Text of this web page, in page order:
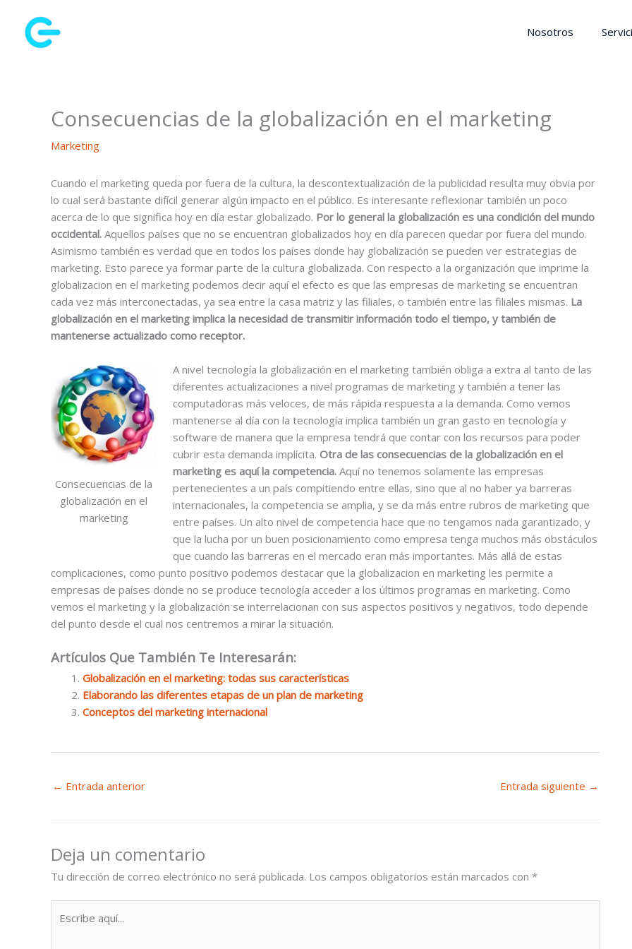
contenido
Nosotros
Consecuencias de la globalización en el marketing
Marketing
Cuando el marketing queda por fuera de la cultura, la descontextualización de la publicidad resulta muy obvia por
lo cual será bastante difícil generar algún impacto en el público. Es interesante reflexionar también un poco
acerca de lo que significa hoy en día estar globalizado. Por lo general la globalización es una condición del mundo
occidental. Aquellos países que no se encuentran globalizados hoy en día parecen quedar por fuera del mundo.
Asimismo también es verdad que en todos los países donde hay globalización se pueden ver estrategias de
marketing. Esto parece ya formar parte de la cultura globalizada. Con respecto a la organización que imprime la
globalizacion en el marketing podemos decir aquí el efecto es que las empresas de marketing se encuentran
cada vez más interconectadas, ya sea entre la casa matriz y las filiales, o también entre las filiales mismas. La
globalización en el marketing implica la necesidad de transmitir información todo el tiempo, y también de
mantenerse actualizado como receptor.
Consecuencias de la
globalización en el
marketing
A nivel tecnología la globalización en el marketing también obliga a extra al tanto de las
diferentes actualizaciones a nivel programas de marketing y también a tener las
computadoras más veloces, de más rápida respuesta a la demanda. Como vemos
mantenerse al día con la tecnología implica también un gran gasto en tecnología y
software de manera que la empresa tendrá que contar con los recursos para poder
cubrir esta demanda implícita. Otra de las consecuencias de la globalización en el
marketing es aquí la competencia.Aquí no tenemos solamente las empresas
pertenecientes a un país compitiendo entre ellas, sino que al no haber ya barreras
internacionales, la competencia se amplia, y se da más entre rubros de marketing que
entre países. Un alto nivel de competencia hace que no tengamos nada garantizado, y
que la lucha por un buen posicionamiento como empresa tenga muchos más obstáculos
que cuando las barreras en el mercado eran más importantes. Más allá de estas
complicaciones, como punto positivo podemos destacar que la globalizacion en marketing les permite a
empresas de países donde no se produce tecnología acceder a los últimos programas en marketing. Como
vemos el marketing y la globalización se interrelacionan con sus aspectos positivos y negativos, todo depende
del punto desde el cual nos centremos a mirar la situación.
Artículos Que También Te Interesarán:
Globalización en el marketing: todas sus características
Elaborando las diferentes etapas de un plan de marketing
Conceptos del marketing internacional
← Entrada anterior Entrada siguiente →
Deja un comentario
Tu dirección de correo electrónico no será publicada. Los campos obligatorios están marcados con *
aquí...